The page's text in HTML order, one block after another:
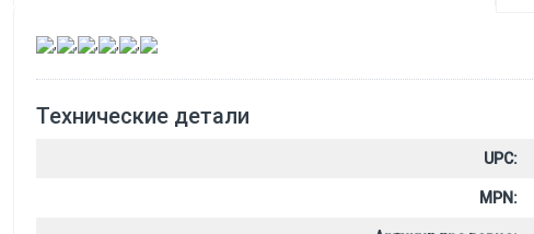
, , , , ,
Технические детали
UPC:
MPN: